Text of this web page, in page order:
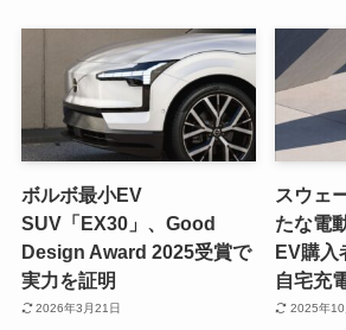
ボルボ最小EV
SUV「EX30」、Good
Design Award 2025受賞で
実力を証明
2026年3月21日
スウェ
たな電
EV購入
自宅充
2025年10